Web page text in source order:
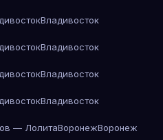
Владивосток
Владивосток
Владивосток
Владивосток
— ЛолитаВоронежВоронеж